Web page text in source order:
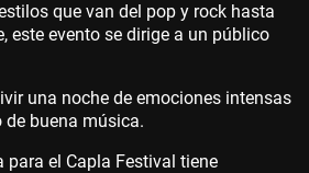
que van del pop y rock hasta
este evento se dirige a un público
una noche de emociones intensas
de buena música.
para el Capla Festival tiene